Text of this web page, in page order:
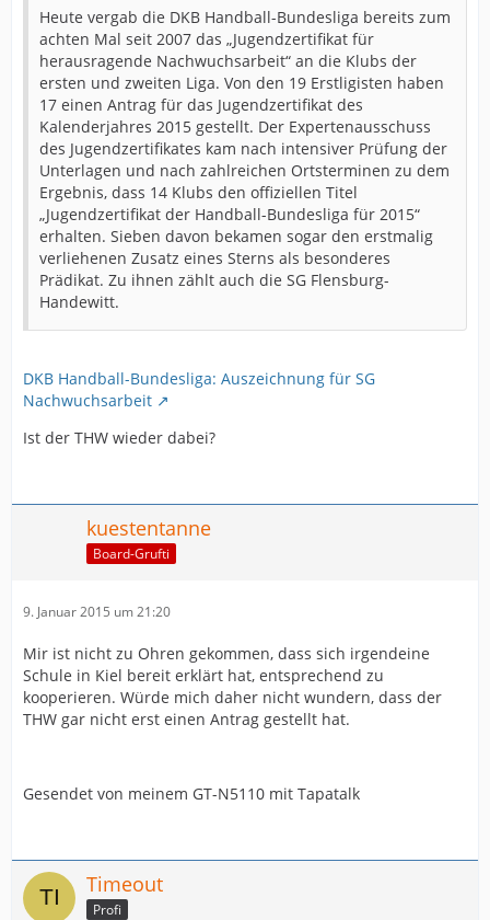
Heute vergab die DKB Handball-Bundesliga bereits zum
achten Mal seit 2007 das „Jugendzertifikat für
herausragende Nachwuchsarbeit“ an die Klubs der
ersten und zweiten Liga. Von den 19 Erstligisten haben
17 einen Antrag für das Jugendzertifikat des
Kalenderjahres 2015 gestellt. Der Expertenausschuss
des Jugendzertifikates kam nach intensiver Prüfung der
Unterlagen und nach zahlreichen Ortsterminen zu dem
Ergebnis, dass 14 Klubs den offiziellen Titel
„Jugendzertifikat der Handball-Bundesliga für 2015“
erhalten. Sieben davon bekamen sogar den erstmalig
verliehenen Zusatz eines Sterns als besonderes
Prädikat. Zu ihnen zählt auch die SG Flensburg-
Handewitt.
DKB Handball-Bundesliga: Auszeichnung für SG
Nachwuchsarbeit
Ist der THW wieder dabei?
kuestentanne
Board-Grufti
9. Januar 2015 um 21:20
Mir ist nicht zu Ohren gekommen, dass sich irgendeine
Schule in Kiel bereit erklärt hat, entsprechend zu
kooperieren. Würde mich daher nicht wundern, dass der
THW gar nicht erst einen Antrag gestellt hat.
Gesendet von meinem GT-N5110 mit Tapatalk
Timeout
Profi